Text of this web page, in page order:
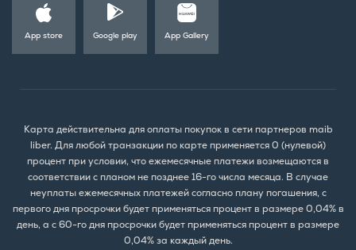
App store Google play App Gallery
Карта действительна для оплаты покупок в сети партнеров maib
liber. Для любой транзакции по карте применяется 0 (нулевой)
процент при условии, что ежемесячные платежи возмещаются в
соответствии с планом не позднее 16-го числа месяца. В случае
неуплаты ежемесячных платежей согласно плану погашения, с
первого дня просрочки будет применяться процент в размере 0,04% в
день, а с 60-го дня просрочки будет применяться процент в размере
0,04% за каждый день.